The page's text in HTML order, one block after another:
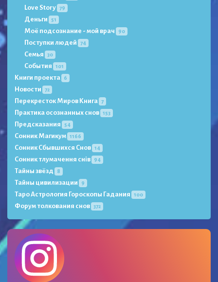
Love Story 79
Деньги 51
Моё подсознание - мой врач 90
Поступки людей 74
Семья 30
События 101
Книги проекта 6
Новости 72
Перекресток Миров Книга 7
Практика осознанных снов 153
Предсказания 54
Сонник Магикум 1166
Сонник Сбывшихся Снов 14
Сонник тлумачення снів 94
Тайны звёзд 8
Тайны цивилизации 9
Таро Астрология Гороскопы Гадания 100
Форум толкования снов 372